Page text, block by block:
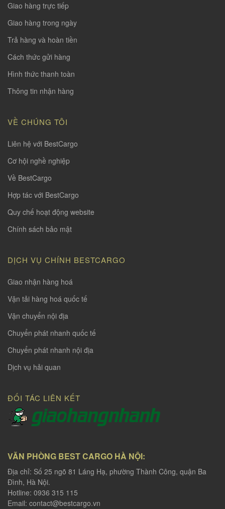
Giao hàng trực tiếp
Giao hàng trong ngày
Trả hàng và hoàn tiền
Cách thức gửi hàng
Hình thức thanh toàn
Thông tin nhận hàng
VỀ CHÚNG TÔI
Liên hệ với BestCargo
Cơ hội nghề nghiệp
Về BestCargo
Hợp tác với BestCargo
Quy chế hoạt động website
Chính sách bảo mật
DỊCH VỤ CHÍNH BESTCARGO
Giao nhận hàng hoá
Vận tải hàng hoá quốc tế
Vận chuyển nội địa
Chuyển phát nhanh quốc tế
Chuyển phát nhanh nội địa
Dịch vụ hải quan
ĐỐI TÁC LIÊN KẾT
VĂN PHÒNG BEST CARGO HÀ NỘI:
Địa chỉ: Số 25 ngõ 81 Láng Hạ, phường Thành Công, quận Ba
Đình, Hà Nội.
Hotline: 0936 315 115
Email: contact@bestcargo.vn